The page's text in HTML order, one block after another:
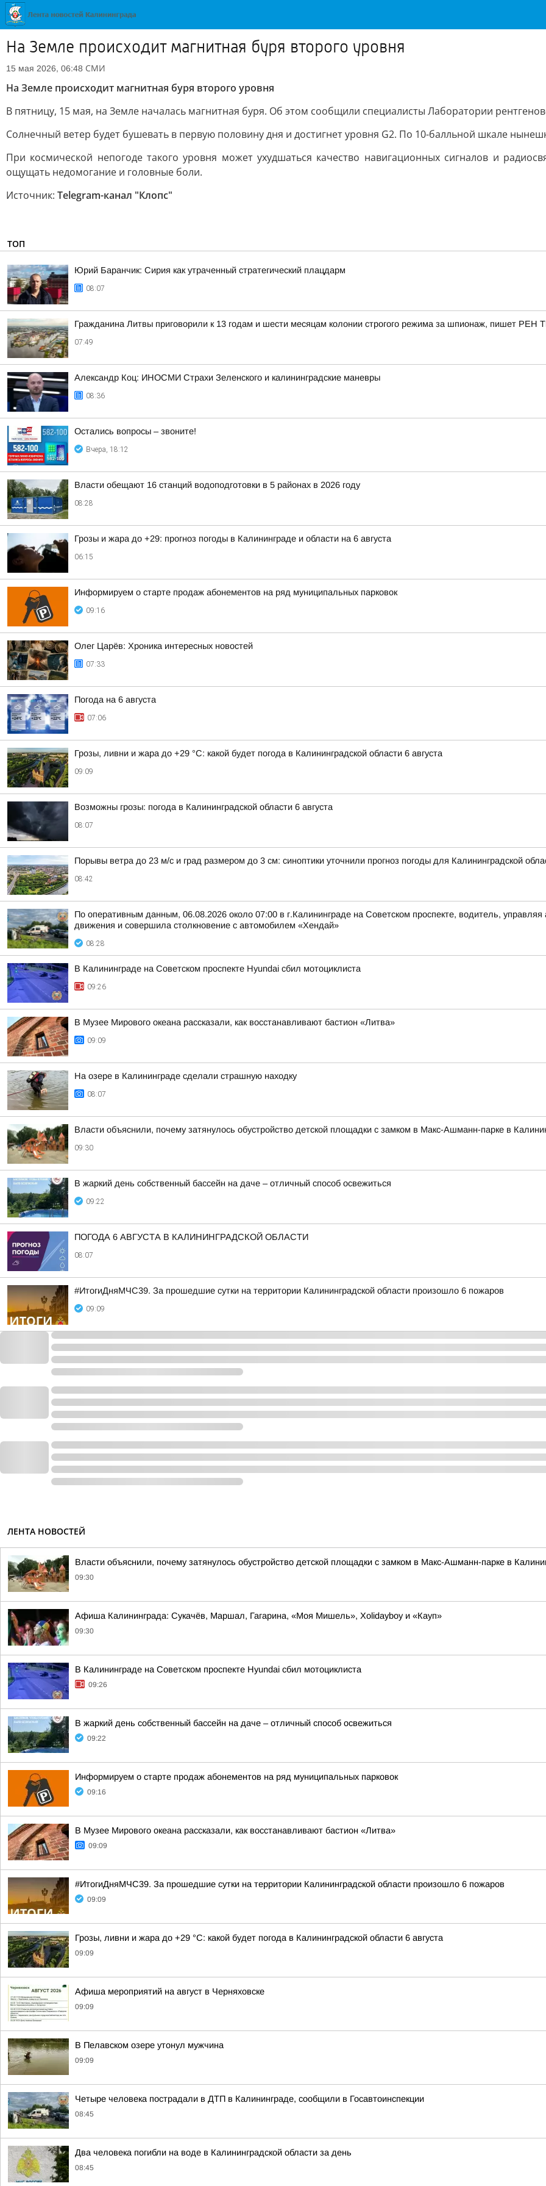
На Земле происходит магнитная буря второго уровня
15 мая 2026, 06:48 СМИ
На Земле происходит магнитная буря второго уровня
В пятницу, 15 мая, на Земле началась магнитная буря. Об этом сообщили специалисты Лаборатории
Солнечный ветер будет бушевать в первую половину дня и достигнет уровня G2. По 10-балльной шкале
При космической непогоде такого уровня может ухудшаться качество навигационных сигналов и
ощущать недомогание и головные боли.
Источник: Telegram-канал "Клопс"
ТОП
Юрий Баранчик: Сирия как утраченный стратегический плацдарм
08:07
Гражданина Литвы приговорили к 13 годам и шести месяцам колонии строгого режима за шпионаж, пишет РЕН
07:49
Александр Коц: ИНОСМИ Страхи Зеленского и калининградские маневры
08:36
Остались вопросы – звоните!
Вчера, 18:12
Власти обещают 16 станций водоподготовки в 5 районах в 2026 году
08:28
Грозы и жара до +29: прогноз погоды в Калининграде и области на 6 августа
06:15
Информируем о старте продаж абонементов на ряд муниципальных парковок
09:16
Олег Царёв: Хроника интересных новостей
07:33
Погода на 6 августа
07:06
Грозы, ливни и жара до +29 °C: какой будет погода в Калининградской области 6 августа
09:09
Возможны грозы: погода в Калининградской области 6 августа
08:07
Порывы ветра до 23 м/с и град размером до 3 см: синоптики уточнили прогноз погоды для Калининградской
08:42
По оперативным данным, 06.08.2026 около 07:00 в г.Калининграде на Советском проспекте, водитель,
движения и совершила столкновение с автомобилем «Хендай»
08:28
В Калининграде на Советском проспекте Hyundai сбил мотоциклиста
09:26
В Музее Мирового океана рассказали, как восстанавливают бастион «Литва»
09:09
На озере в Калининграде сделали страшную находку
08:07
Власти объяснили, почему затянулось обустройство детской площадки с замком в Макс-Ашманн-парке в
09:30
В жаркий день собственный бассейн на даче – отличный способ освежиться
09:22
ПОГОДА 6 АВГУСТА В КАЛИНИНГРАДСКОЙ ОБЛАСТИ
08:07
#ИтогиДняМЧС39. За прошедшие сутки на территории Калининградской области произошло 6 пожаров
09:09
ЛЕНТА НОВОСТЕЙ
Власти объяснили, почему затянулось обустройство детской площадки с замком в Макс-Ашманн-парке в
09:30
Афиша Калининграда: Сукачёв, Маршал, Гагарина, «Моя Мишель», Xolidayboy и «Кауп»
09:30
В Калининграде на Советском проспекте Hyundai сбил мотоциклиста
09:26
В жаркий день собственный бассейн на даче – отличный способ освежиться
09:22
Информируем о старте продаж абонементов на ряд муниципальных парковок
09:16
В Музее Мирового океана рассказали, как восстанавливают бастион «Литва»
09:09
#ИтогиДняМЧС39. За прошедшие сутки на территории Калининградской области произошло 6 пожаров
09:09
Грозы, ливни и жара до +29 °C: какой будет погода в Калининградской области 6 августа
09:09
Афиша мероприятий на август в Черняховске
09:09
В Пелавском озере утонул мужчина
09:09
Четыре человека пострадали в ДТП в Калининграде, сообщили в Госавтоинспекции
08:45
Два человека погибли на воде в Калининградской области за день
08:45